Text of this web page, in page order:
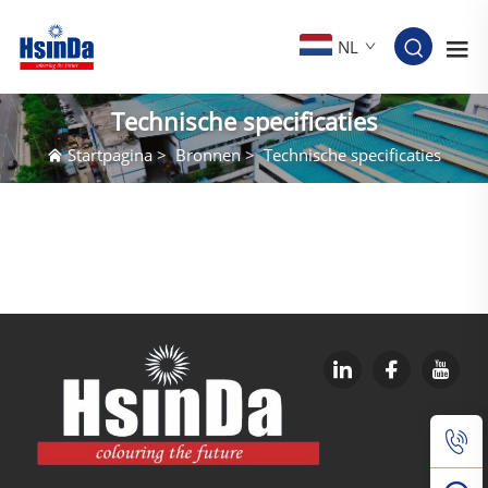
NL
Technische specificaties
Startpagina>Bronnen>Technische specificaties